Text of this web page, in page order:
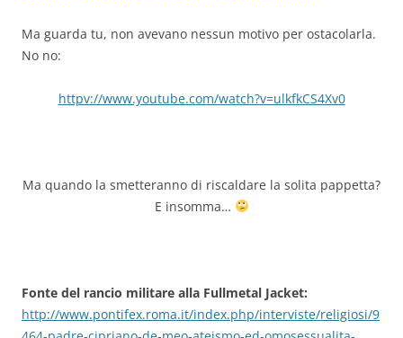
Ma guarda tu, non avevano nessun motivo per ostacolarla.
No no:
httpv://www.youtube.com/watch?v=ulkfkCS4Xv0
Ma quando la smetteranno di riscaldare la solita pappetta?
E insomma…
Fonte del rancio militare alla Fullmetal Jacket:
http://www.pontifex.roma.it/index.php/interviste/religiosi/9